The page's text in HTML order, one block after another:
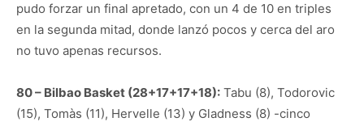
pudo forzar un final apretado, con un 4 de 10 en triples
en la segunda mitad, donde lanzó pocos y cerca del aro
no tuvo apenas recursos.
80 – Bilbao Basket (28+17+17+18): Tabu (8), Todorovic
(15), Tomàs (11), Hervelle (13) y Gladness (8) -cinco